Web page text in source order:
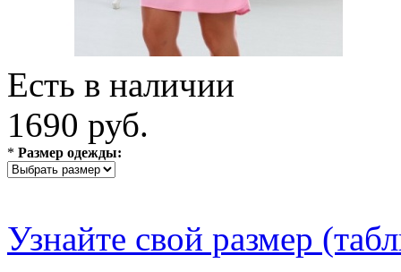
Есть в наличии
1690 руб.
* Размер одежды:
Узнайте свой размер